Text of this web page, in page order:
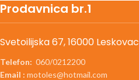
Prodavnica br.1
Svetoilijska 67, 16000 Leskovac
Telefon: 060/0212200
Email : motoles@hotmail.com